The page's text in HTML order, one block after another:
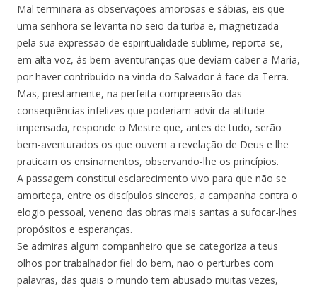
Mal terminara as observações amorosas e sábias, eis que
uma senhora se levanta no seio da turba e, magnetizada
pela sua expressão de espiritualidade sublime, reporta-se,
em alta voz, às bem-aventuranças que deviam caber a Maria,
por haver contribuído na vinda do Salvador à face da Terra.
Mas, prestamente, na perfeita compreensão das
conseqüências infelizes que poderiam advir da atitude
impensada, responde o Mestre que, antes de tudo, serão
bem-aventurados os que ouvem a revelação de Deus e lhe
praticam os ensinamentos, observando-lhe os princípios.
A passagem constitui esclarecimento vivo para que não se
amorteça, entre os discípulos sinceros, a campanha contra o
elogio pessoal, veneno das obras mais santas a sufocar-lhes
propósitos e esperanças.
Se admiras algum companheiro que se categoriza a teus
olhos por trabalhador fiel do bem, não o perturbes com
palavras, das quais o mundo tem abusado muitas vezes,